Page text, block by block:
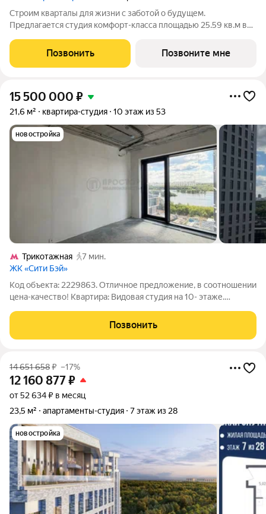
Строим кварталы для жизни с заботой о будущем.
Предлагается студия комфорт-класса площадью 25.59 кв.м в
комплексе "Квартал Строгино".В варианте без отделки мы
установили окна и входную дверь, завели
Позвонить Позвоните мне
15 500 000 ₽
21,6 м² квартира-студия 10 этаж из 53
новостройка
Трикотажная
7 мин.
ЖК «Сити Бэй»
Код объекта: 2229863. Отличное предложение, в соотношении
цена-качество! Квартира: Видовая студия на 10- этаже.
дизайнерским лобби.
Позвонить
14 651 658₽ –17%
12 160 877₽
от 52 634 ₽ в месяц
23,5 м²
апартаменты-студия 7 этаж из 28
новостройка